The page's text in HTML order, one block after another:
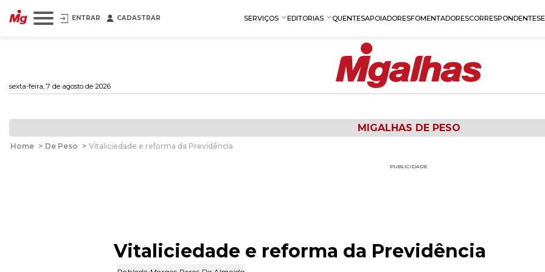
ENTRAR CADASTRAR SERVIÇOS EDITORIAS QUENTESAPOIADORESFOMENTADORESCORRESPONDENTES
sexta-feira, 7 de agosto de 2026
MIGALHAS DE PESO
Home > De Peso > Vitaliciedade e reforma da Previdência
PUBLICIDADE
Vitaliciedade e reforma da Previdência